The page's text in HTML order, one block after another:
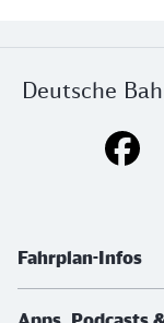
Deutsche
Fahrplan-Infos